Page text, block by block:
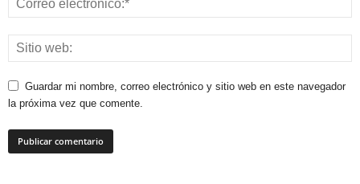
Guardar mi nombre, correo electrónico y sitio web en este navegador
la próxima vez que comente.